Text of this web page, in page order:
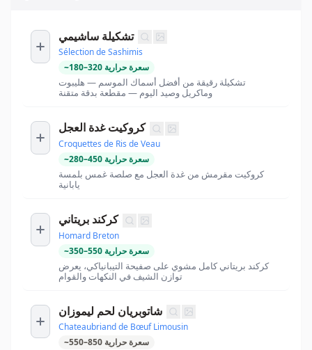
تشكيلة ساشيمي
Sélection de Sashimis
~180–320 سعرة حرارية
تشكيلة رقيقة من أفضل أسماك الموسم — هليبوت
وماكريل وصيد اليوم — مقطعة بدقة متقنة
كروكيت غدة العجل
Croquettes de Ris de Veau
~280–450 سعرة حرارية
كروكيت مقرمش من غدة العجل مع صلصة غمس بلمسة
يابانية
كركند بريتاني
Homard Breton
~350–550 سعرة حرارية
كركند بريتاني كامل مشوي على صفيحة التيبانياكي، يعرض
توازن الشيف في النكهات والقوام
شاتوبريان لحم ليموزان
Chateaubriand de Bœuf Limousin
~550–850 سعرة حرارية